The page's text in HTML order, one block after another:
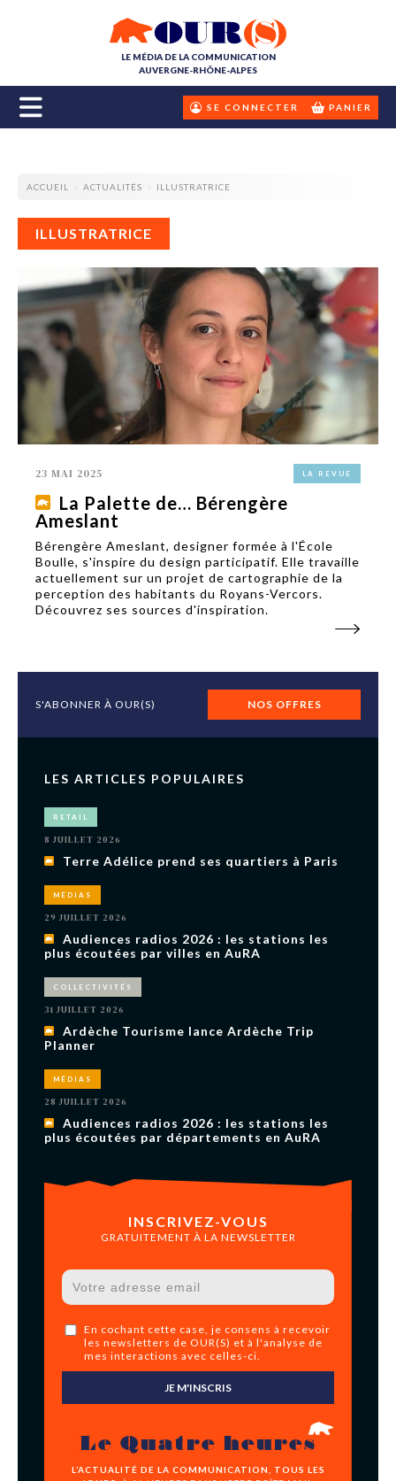
LE MÉDIA DE LA COMMUNICATION
AUVERGNE-RHÔNE-ALPES
SE CONNECTER PANIER
ACCUEIL ACTUALITÉS ILLUSTRATRICE
ILLUSTRATRICE
23 MAI 2025 LA REVUE
La Palette de… Bérengère
Ameslant
Bérengère Ameslant, designer formée à l'École
Boulle, s'inspire du design participatif. Elle travaille
actuellement sur un projet de cartographie de la
perception des habitants du Royans-Vercors.
Découvrez ses sources d'inspiration.
S'ABONNER À OUR(S) NOS OFFRES
LES ARTICLES POPULAIRES
RETAIL
8 JUILLET 2026
Terre Adélice prend ses quartiers à Paris
MÉDIAS
29 JUILLET 2026
Audiences radios 2026 : les stations les
plus écoutées par villes en AuRA
COLLECTIVITÉS
31 JUILLET 2026
Ardèche Tourisme lance Ardèche Trip
Planner
MÉDIAS
28 JUILLET 2026
Audiences radios 2026 : les stations les
plus écoutées par départements en AuRA
INSCRIVEZ-VOUS
GRATUITEMENT À LA NEWSLETTER
En cochant cette case, je consens à recevoir
les newsletters de OUR(S) et à l'analyse de
mes interactions avec celles-ci.
JE M'INSCRIS
Le Quatre heures
L’ACTUALITÉ DE LA COMMUNICATION, TOUS LES